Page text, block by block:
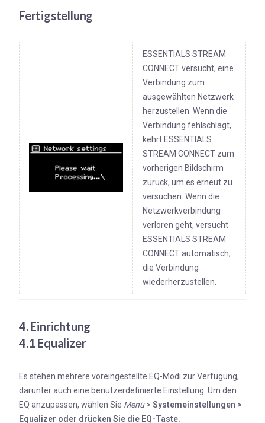
Fertigstellung
ESSENTIALS STREAM
CONNECT versucht, eine
Verbindung zum
ausgewählten Netzwerk
herzustellen. Wenn die
Verbindung fehlschlägt,
kehrt ESSENTIALS
STREAM CONNECT zum
vorherigen Bildschirm
zurück, um es erneut zu
versuchen. Wenn die
Netzwerkverbindung
verloren geht, versucht
ESSENTIALS STREAM
CONNECT automatisch,
die Verbindung
wiederherzustellen.
4. Einrichtung
4.1 Equalizer
Es stehen mehrere voreingestellte EQ-Modi zur Verfügung,
darunter auch eine benutzerdefinierte Einstellung. Um den
EQ anzupassen, wählen Sie Menü> Systemeinstellungen >
Equalizer oder drücken Sie die EQ-Taste.